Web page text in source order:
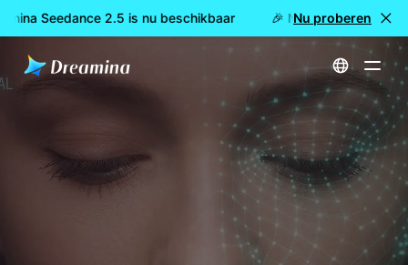
Seedance 2.5 is nu beschikbaar 🎉 Nieuw model LIVE:
Nu proberen
Start Gratis Deepfake Afbeelding Maker